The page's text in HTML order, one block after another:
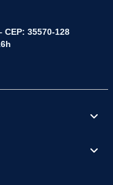
CEP: 35570-128